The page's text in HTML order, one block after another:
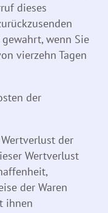
dieses
wenn Sie
vierzehn Tagen
der
der
Wertverlust
der Waren
ihnen